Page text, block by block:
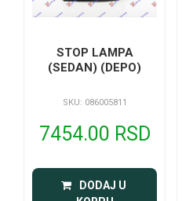
STOP LAMPA
(SEDAN) (DEPO)
SKU: 086005811
7454.00 RSD
DODAJ U